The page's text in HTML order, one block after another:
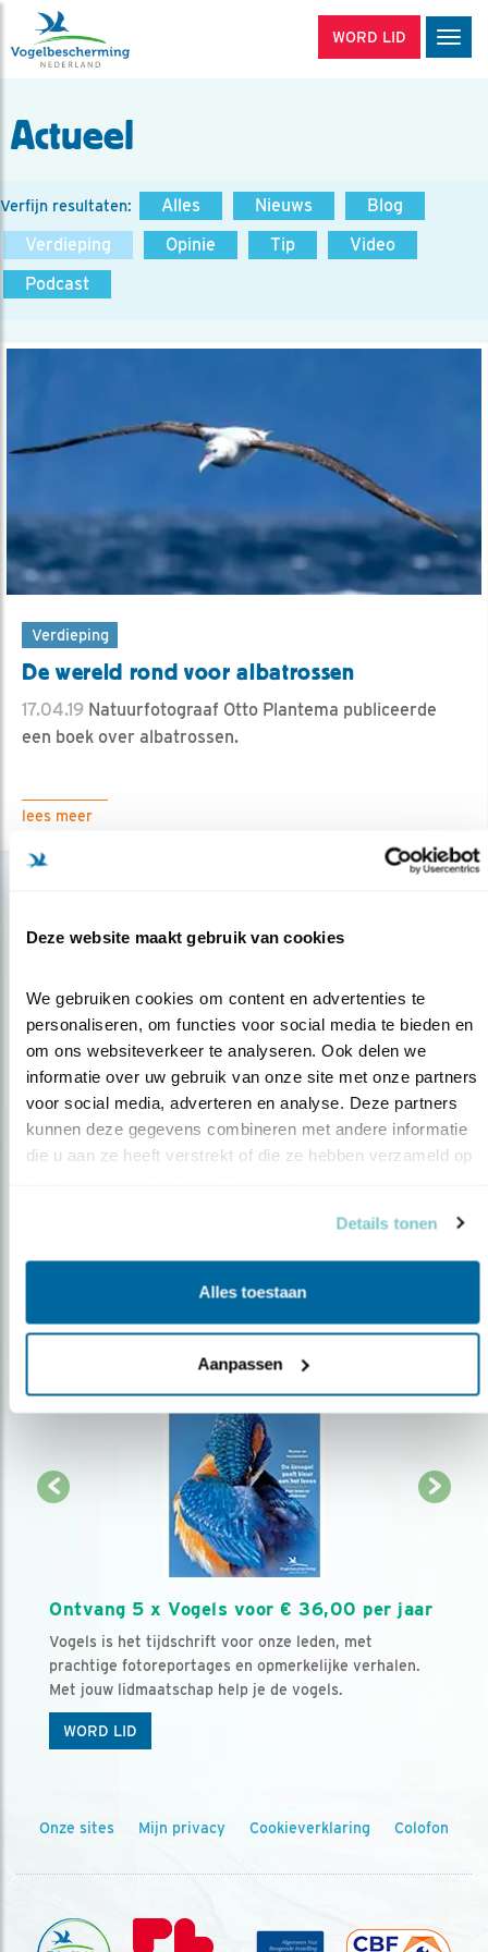
Deze website maakt gebruik van cookies
We gebruiken cookies om content en advertenties te
personaliseren, om functies voor social media te bieden en
om ons websiteverkeer te analyseren. Ook delen we
informatie over uw gebruik van onze site met onze partners
voor social media, adverteren en analyse. Deze partners
kunnen deze gegevens combineren met andere informatie
die u aan ze heeft verstrekt of die ze hebben verzameld op
Details tonen
Alles toestaan
Aanpassen
WORD LID
Actueel
Verfijn resultaten: Alles Nieuws
Blog
Verdieping
Opinie Tip
Video
Podcast
Verdieping
De wereld rond voor albatrossen
17.04.19 Natuurfotograaf Otto Plantema publiceerde
een boek over albatrossen.
lees meer
Op de hoogte blijven?
Meld je aan en ontvang nieuws, inspiratie, acties en tips
over vogels en activiteiten van Vogelbescherming.
AANMELDEN VOGELNIEUWS
Ontvang 5 x Vogels voor € 36,00 per jaar
Vogels is het tijdschrift voor onze leden, met
prachtige fotoreportages en opmerkelijke verhalen.
Met jouw lidmaatschap help je de vogels.
WORD LID
Onze sites Mijn privacy Cookieverklaring Colofon